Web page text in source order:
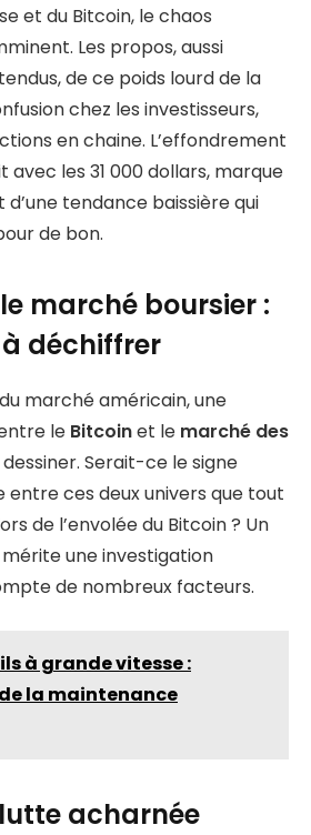
et du Bitcoin, le chaos
Les propos, aussi
de ce poids lourd de la
chez les investisseurs,
en chaine. L’effondrement
avec les 31 000 dollars, marque
tendance baissière qui
de bon.
marché boursier :
déchiffrer
marché américain, une
le Bitcoinet le marché des
Serait-ce le signe
entre ces deux univers que tout
de l’envolée du Bitcoin ? Un
une investigation
de nombreux facteurs.
à grande vitesse :
la maintenance
acharnée